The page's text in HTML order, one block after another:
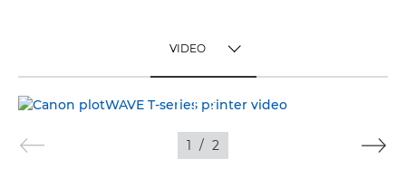
VIDEO
VIDEO
BEELDEN
1 / 2